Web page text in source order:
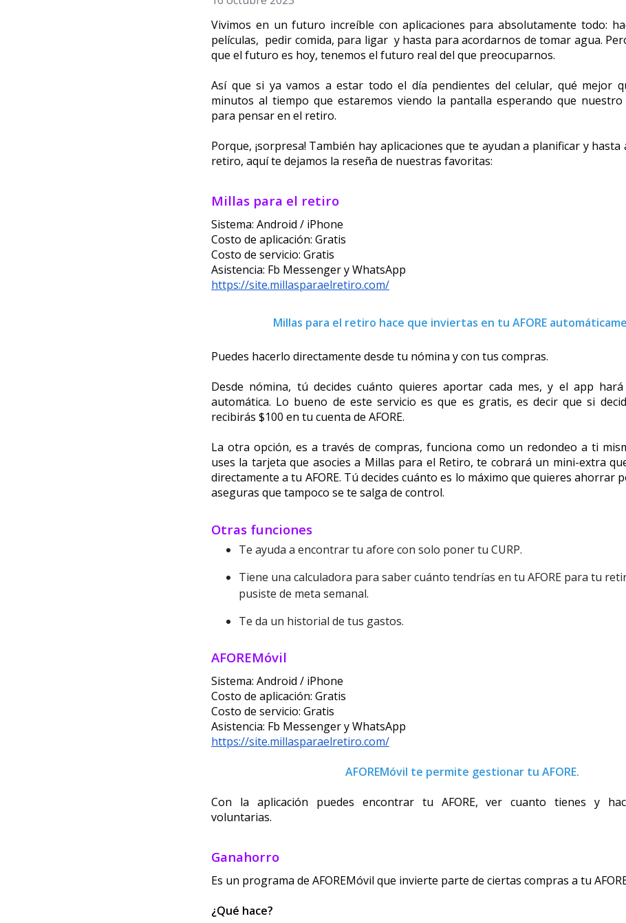
Vivimos en un futuro increíble con aplicaciones para absolutamente todo:
películas,  pedir comida, para ligar  y hasta para acordarnos de tomar agua.
que el futuro es hoy, tenemos el futuro real del que preocuparnos.
Así que si ya vamos a estar todo el día pendientes del celular, qué mejor
minutos al tiempo que estaremos viendo la pantalla esperando que nuestro
para pensar en el retiro.
Porque, ¡sorpresa! También hay aplicaciones que te ayudan a planificar y
retiro, aquí te dejamos la reseña de nuestras favoritas:
Millas para el retiro
Sistema: Android / iPhone
Costo de aplicación: Gratis
Costo de servicio: Gratis
Asistencia: Fb Messenger y WhatsApp
https://site.millasparaelretiro.com/
Millas para el retiro hace que inviertas en tu AFORE
Puedes hacerlo directamente desde tu nómina y con tus compras.
Desde nómina, tú decides cuánto quieres aportar cada mes, y el app
automática. Lo bueno de este servicio es que es gratis, es decir que si
recibirás $100 en tu cuenta de AFORE.
La otra opción, es a través de compras, funciona como un redondeo a ti
uses la tarjeta que asocies a Millas para el Retiro, te cobrará un mini-extra
directamente a tu AFORE. Tú decides cuánto es lo máximo que quieres ahorrar
aseguras que tampoco se te salga de control.
Otras funciones
Te ayuda a encontrar tu afore con solo poner tu CURP.
Tiene una calculadora para saber cuánto tendrías en tu AFORE para tu
pusiste de meta semanal.
Te da un historial de tus gastos.
AFOREMóvil
Sistema: Android / iPhone
Costo de aplicación: Gratis
Costo de servicio: Gratis
Asistencia: Fb Messenger y WhatsApp
https://site.millasparaelretiro.com/
AFOREMóvil te permite gestionar tu AFORE.
Con la aplicación puedes encontrar tu AFORE, ver cuanto tienes y
voluntarias.
Ganahorro
Es un programa de AFOREMóvil que invierte parte de ciertas compras a tu
¿Qué hace?